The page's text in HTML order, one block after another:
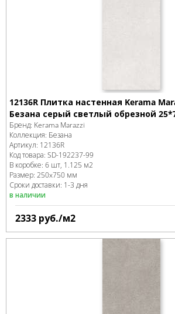
12136R Плитка настенная Kerama
Безана серый светлый обрезной
Бренд: Kerama Marazzi
Коллекция: Безана
Артикул: 12136R
Код товара: SD-192237-99
В коробке: 6 шт, 1.125 м2
Размер: 250x750 мм
Сроки доставки: 1-3 дня
в наличии
2333 руб./м2